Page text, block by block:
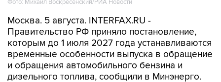
Фото: Михаил Воскресенский/РИА Новости
Москва. 5 августа. INTERFAX.RU -
Правительство РФ приняло постановление,
которым до 1 июля 2027 года устанавливаются
временные особенности выпуска в обращение
и обращения автомобильного бензина и
дизельного топлива, сообщили в Минэнерго.